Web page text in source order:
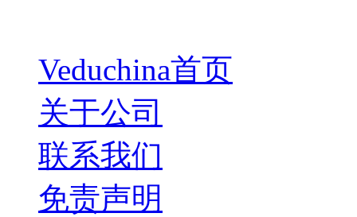
Veduchina首页
关于公司
联系我们
免责声明